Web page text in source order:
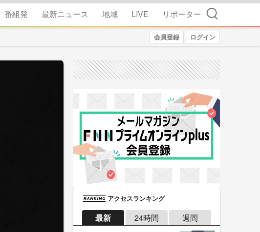
番組発 最新ニュース 地域 LIVE リポーター 検索
会員登録 ログイン
アクセスランキング
最新 24時間 週間